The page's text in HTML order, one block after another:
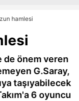
hamlesi
de önem veren
G.Saray,
taşıyabilecek
6 oyuncu